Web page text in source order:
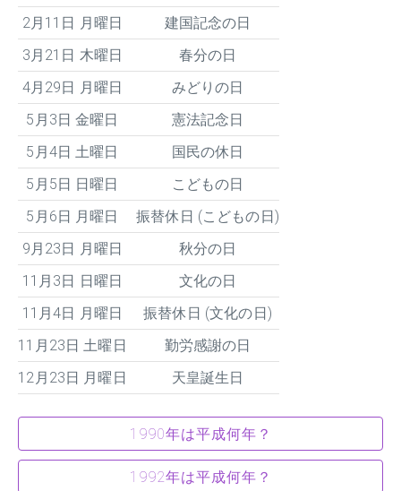
2月11日 月曜日
建国記念の日
3月21日 木曜日
春分の日
4月29日 月曜日
みどりの日
5月3日 金曜日
憲法記念日
5月4日 土曜日
国民の休日
5月5日 日曜日
こどもの日
5月6日 月曜日
振替休日 (こどもの日)
9月23日 月曜日
秋分の日
11月3日 日曜日
文化の日
11月4日 月曜日
振替休日 (文化の日)
11月23日 土曜日
勤労感謝の日
12月23日 月曜日
天皇誕生日
1990年は平成何年？
1992年は平成何年？